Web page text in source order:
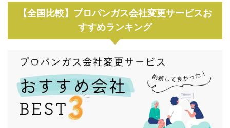
【全国比較】プロパンガス会社変更サービスお
すすめランキング